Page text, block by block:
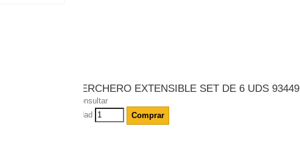
PERCHERO EXTENSIBLE SET DE 6 UDS 93449
Consultar
Udad
Comprar